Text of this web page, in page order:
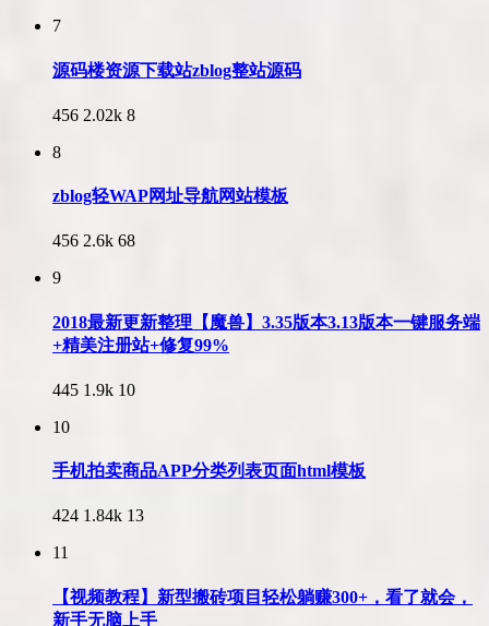
7
源码楼资源下载站zblog整站源码
456 2.02k 8
8
zblog轻WAP网址导航网站模板
456 2.6k 68
9
2018最新更新整理【魔兽】3.35版本3.13版本一键服务端
+精美注册站+修复99%
445 1.9k 10
10
手机拍卖商品APP分类列表页面html模板
424 1.84k 13
11
【视频教程】新型搬砖项目轻松躺赚300+，看了就会，
新手无脑上手